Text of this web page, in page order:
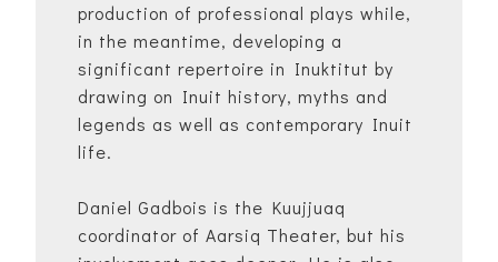
production of professional plays while,
in the meantime, developing a
significant repertoire in Inuktitut by
drawing on Inuit history, myths and
legends as well as contemporary Inuit
life.
Daniel Gadbois is the Kuujjuaq
coordinator of Aarsiq Theater, but his